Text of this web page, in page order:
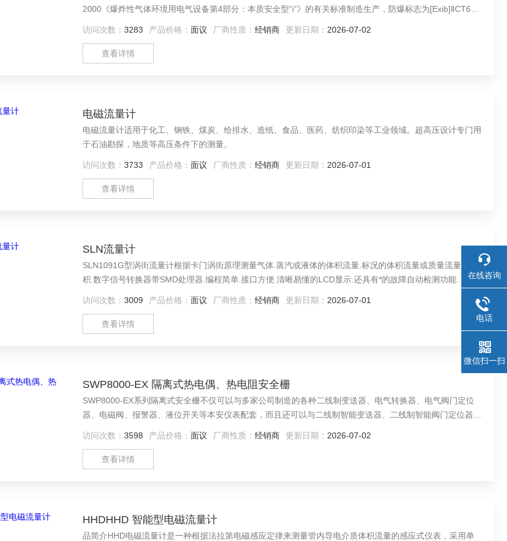
2000《爆炸性气体环境用电气设备第4部分：本质安全型“i”》的有关标准制造生产，防爆标志为[Exib]ⅡCT6，
访问次数： 3283 产品价格： 面议 厂商性质： 经销商 更新日期： 2026-07-02
查看详情
电磁流量计
电磁流量计适用于化工、钢铁、煤炭、给排水、造纸、食品、医药、纺织印染等工业领域。超高压设计专门用
于石油勘探，地质等高压条件下的测量。
访问次数： 3733 产品价格： 面议 厂商性质： 经销商 更新日期： 2026-07-01
查看详情
SLN流量计
SLN1091G型涡街流量计根据卡门涡街原理测量气体.蒸汽或液体的体积流量.标况的体积流量或质量流量的体
积.数字信号转换器带SMD处理器.编程简单.接口方便.清晰易懂的LCD显示.还具有*的故障自动检测功能.
访问次数： 3009 产品价格： 面议 厂商性质： 经销商 更新日期： 2026-07-01
查看详情
SWP8000-EX 隔离式热电偶、热电阻安全栅
SWP8000-EX系列隔离式安全栅不仅可以与多家公司制造的各种二线制变送器、电气转换器、电气阀门定位
器、电磁阀、报警器、液位开关等本安仪表配套，而且还可以与二线制智能变送器、二线制智能阀门定位器、
访问次数： 3598 产品价格： 面议 厂商性质： 经销商 更新日期： 2026-07-02
查看详情
HHDHHD 智能型电磁流量计
品简介HHD电磁流量计是一种根据法拉第电磁感应定律来测量管内导电介质体积流量的感应式仪表，采用单
在线咨询
电话
微信扫一扫